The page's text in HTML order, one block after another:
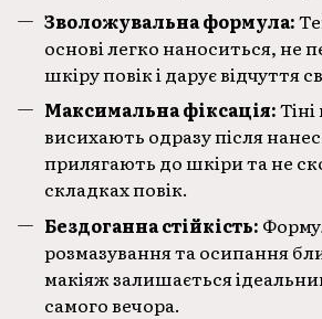
Зволожувальна формула:
основі легко наноситься, не
шкіру повік і дарує відчуття
Максимальна фіксація:
висихають одразу після
прилягають до шкіри та не
складках повік.
Бездоганна стійкість:
розмазування та осипання
макіяж залишається
самого вечора.